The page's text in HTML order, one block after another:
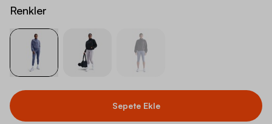
Renkler
Sepete Ekle